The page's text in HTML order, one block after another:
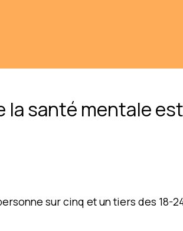
la santé mentale
sur cinq et un tiers des 18-